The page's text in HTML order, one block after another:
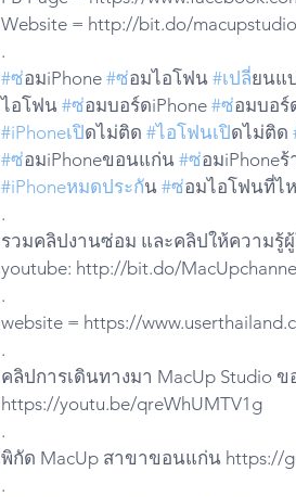
Website = http://bit.do/
.
#ซ่อมiPhone #ซ่อมไอโฟน #เปลยนแ
ไอโฟน #ซ่อมบอร์ดiPhone #ซอมบอร์
#iPhoneเปิดไม่ติด #ไอโฟนเปิดไม่ติด
#ซ่อมiPhoneขอนแก่น #ซอมiPhone
#iPhoneหมดประกัน #ซอมไอโฟนที่ไ
.
รวมคลิปงานซ่อม และคลิปให้ความรู้ผู้
youtube: http://bit.do/
.
website = https://
.
คลิปการเดินทางมา MacUp Studio
https://youtu.be/qreWhUMTV1g
.
พิกัด MacUp สาขาขอนแก่น https://
.